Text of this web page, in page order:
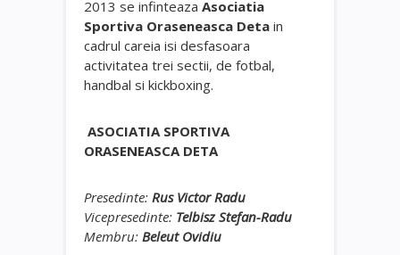
2013 se infinteaza Asociatia
Sportiva Oraseneasca Deta in
cadrul careia isi desfasoara
activitatea trei sectii, de fotbal,
handbal si kickboxing.
ASOCIATIA SPORTIVA
ORASENEASCA DETA
Presedinte: Rus Victor Radu
Vicepresedinte: Telbisz Stefan-Radu
Membru: Beleut Ovidiu